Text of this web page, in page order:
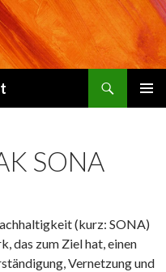
SONA
(kurz: SONA)
das zum Ziel hat, einen
Vernetzung und